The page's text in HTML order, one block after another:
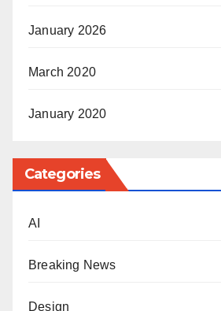
January 2026
March 2020
January 2020
Categories
AI
Breaking News
Design